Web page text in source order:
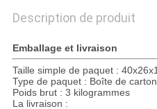
Description de produit
Emballage et livraison
Taille simple de paquet :
Type de paquet : Boîte de carton
Poids brut : 3 kilogrammes
La livraison :